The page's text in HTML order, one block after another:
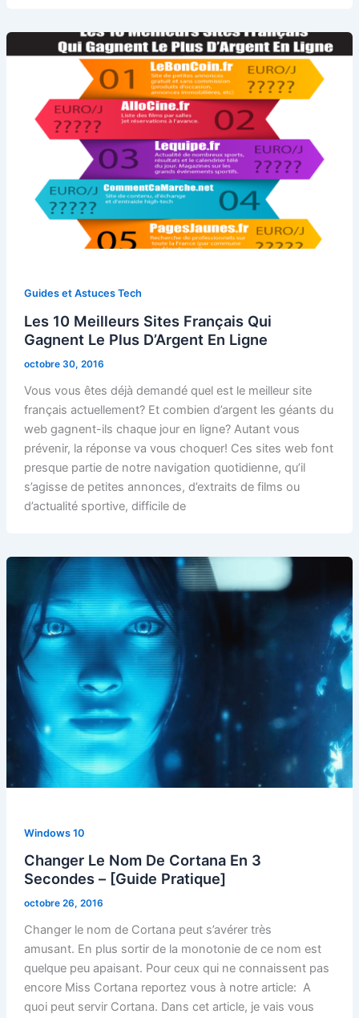
Guides et Astuces Tech
Les 10 Meilleurs Sites Français Qui
Gagnent Le Plus D’Argent En Ligne
octobre 30, 2016
Vous vous êtes déjà demandé quel est le meilleur site
français actuellement? Et combien d’argent les géants du
web gagnent-ils chaque jour en ligne? Autant vous
prévenir, la réponse va vous choquer! Ces sites web font
presque partie de notre navigation quotidienne, qu’il
s’agisse de petites annonces, d’extraits de films ou
d’actualité sportive, difficile de
Windows 10
Changer Le Nom De Cortana En 3
Secondes – [Guide Pratique]
octobre 26, 2016
Changer le nom de Cortana peut s’avérer très
amusant. En plus sortir de la monotonie de ce nom est
quelque peu apaisant. Pour ceux qui ne connaissent pas
encore Miss Cortana reportez vous à notre article: A
quoi peut servir Cortana. Dans cet article, je vais vous